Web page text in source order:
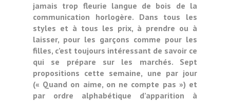
jamais trop fleurie langue de bois de la
communication horlogère. Dans tous les
styles et à tous les prix, à prendre ou à
laisser, pour les garçons comme pour les
filles, c’est toujours intéressant de savoir ce
qui se prépare sur les marchés. Sept
propositions cette semaine, une par jour
(« Quand on aime, on ne compte pas ») et
par ordre alphabétique d’apparition à